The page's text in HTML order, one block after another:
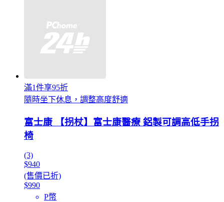
滿1件享95折
隨時坐下休息，調整高度舒適
富士康 【拐杖】富士康醫療 鋁製可調高低手拐
椅
(3)
$940
(售價已折)
$990
P幣